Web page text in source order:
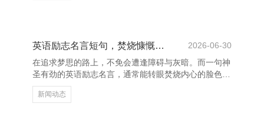
富含铁和维生素C，合适早餐饮用。 3. **番茄芹菜汁
**：番茄和芹菜搭配，具有清热解毒、降血压的功效，
合适夏令饮用。 4. **蓝莓黄瓜汁*
英语励志名言短句，焚烧慷慨脸色
2026-06-30
在追求梦思的路上，不免会遭逢障碍与灰暗。而一句神
圣有劲的英语励志名言，通常能转眼焚烧内心的脸色，
给以咱们链接前行的力量。 “Believe you can and
you’re halfway there.” —— 你征服我方能作念到，就
新闻动态